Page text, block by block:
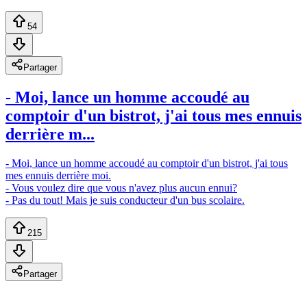
54
Partager
- Moi, lance un homme accoudé au
comptoir d'un bistrot, j'ai tous mes ennuis
derrière m...
- Moi, lance un homme accoudé au comptoir d'un bistrot, j'ai tous
mes ennuis derrière moi.
- Vous voulez dire que vous n'avez plus aucun ennui?
- Pas du tout! Mais je suis conducteur d'un bus scolaire.
215
Partager